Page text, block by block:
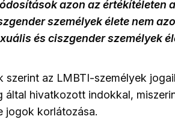
azon az értékítéleten
személyek élete nem
és ciszgender személyek
szerint az LMBTI-személyek
által hivatkozott indokkal,
jogok korlátozása.